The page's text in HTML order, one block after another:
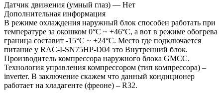
Датчик движения (умный глаз) — Нет
Дополнительная информация
В режиме охлаждения наружный блок способен работать при
температуре за окошком 0°С ~ +46°С, а вот в режиме обогрева
граница составит -15°С ~ +24°С. Место где подключается
питание у RAC-I-SN75HP-D04 это Внутренний блок.
Производитель компрессора наружного блока GMCC.
Технология управления компрессором (тип компрессора) –
inverter. В заключение скажем что данный кондиционер
работает на хладагенте (фреоне) – R32.